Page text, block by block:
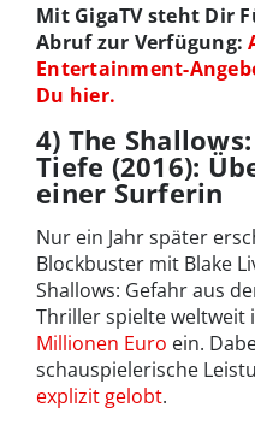
Mit GigaTV steht Dir
Abruf zur Verfügung:
Entertainment-
Du hier.
4) The
Tiefe (2016):
einer Surferin
Nur ein Jahr später
Blockbuster mit Blake
Shallows: Gefahr aus
Thriller spielte weltweit
Millionen Euro ein.
schauspielerische
explizit gelobt.